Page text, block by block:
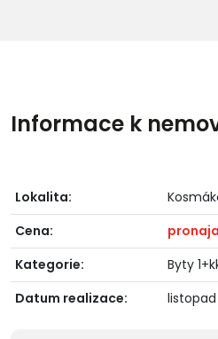
Informace k
Lokalita:
Cena:
Kategorie:
Byty
Datum realizace:
listopad